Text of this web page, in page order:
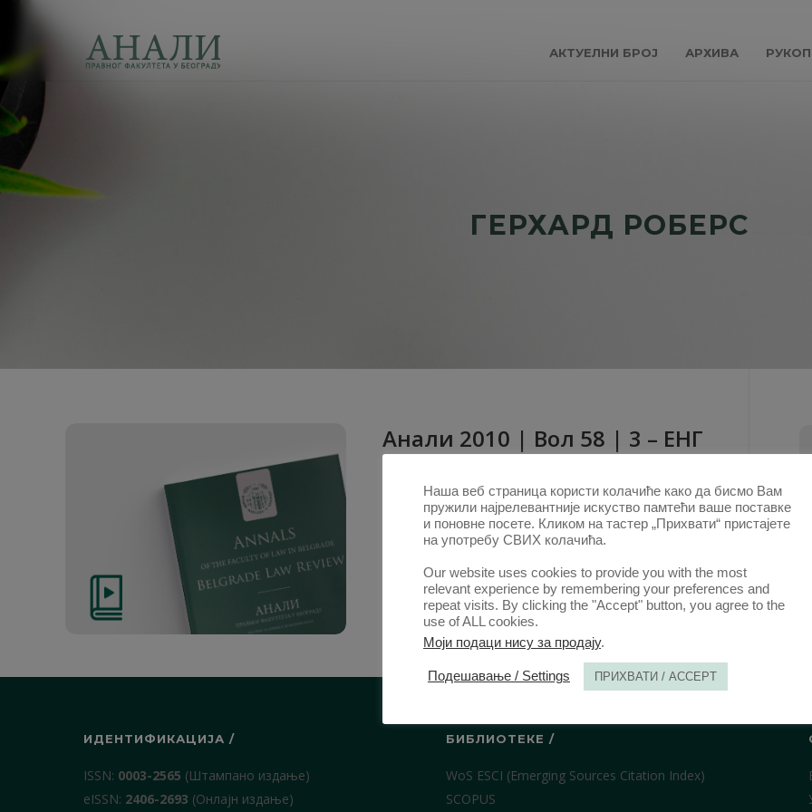
АКТУЕЛНИ БРОЈ АРХИВА
ГЕРХАРД РОБЕРС
Анали 2010 | Вол 58 | 3 – ЕНГ
1. ОКТ. 2011.
ИДЕНТИФИКАЦИЈА /
ISSN: 0003-2565 (Штампано издање)
еISSN: 2406-2693 (Онлајн издање)
БИБЛИОТЕКЕ /
WoS ESCI (Emerging Sources Citation Index)
SCOPUS
Наша веб страница користи колачиће како да бисмо Вам
пружили најрелевантније искуство памтећи ваше поставке
и поновне посете. Кликом на тастер „Прихвати“ пристајете
на употребу СВИХ колачића.
Our website uses cookies to provide you with the most
relevant experience by remembering your preferences and
repeat visits. By clicking the "Accept" button, you agree to the
use of ALL cookies.
Моји подаци нису за продају.
Подешавање / Settings ПРИХВАТИ / ACCEPT